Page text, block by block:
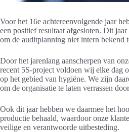
Voor het 16e achtereenvolgende jaar
een positief resultaat afgesloten. Dit
om de auditplanning niet intern bekend
Door het jarenlang aanscherpen van
recent 5S-project voldoen wij elke dag
op het gebied van hygiëne. We zijn
om de organisatie te laten verrassen
Ook dit jaar hebben we daarmee het
productie behaald, waardoor onze
veilige en verantwoorde uitbesteding.